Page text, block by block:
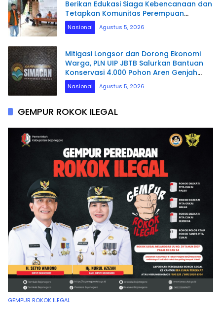
Berikan Edukasi Siaga Kebencanaan dan
Tetapkan Komunitas Perempuan
Tangguh Bencana di Kampung Aren
Simacan Banyuwangi
Nasional Agustus 5, 2026
Mitigasi Longsor dan Dorong Ekonomi
Warga, PLN UIP JBTB Salurkan Bantuan
Konservasi 4.000 Pohon Aren Genjah
Asal Aceh di Banyuwangi
Nasional Agustus 5, 2026
GEMPUR ROKOK ILEGAL
GEMPUR ROKOK ILEGAL